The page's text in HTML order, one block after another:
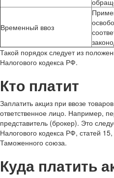
Временный ввоз
Такой порядок следует из
Налогового кодекса РФ.
Кто платит
Заплатить акциз при ввозе
ответственное лицо. Например,
представитель (брокер). Это
Налогового кодекса РФ, статей
Таможенного союза.
Куда платить